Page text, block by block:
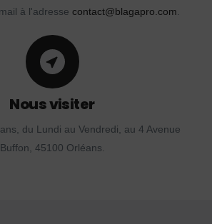
à l'adresse contact@blagapro.com.
Nous visiter
du Lundi au Vendredi, au 4 Avenue
Buffon, 45100 Orléans.